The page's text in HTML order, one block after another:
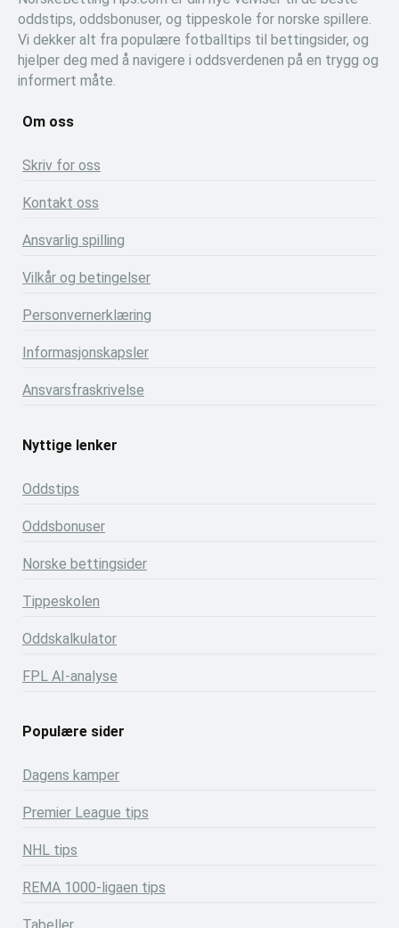
oddstips, oddsbonuser, og tippeskole for norske spillere.
Vi dekker alt fra populære fotballtips til bettingsider, og
hjelper deg med å navigere i oddsverdenen på en trygg og
informert måte.
Om oss
Skriv for oss
Kontakt oss
Ansvarlig spilling
Vilkår og betingelser
Personvernerklæring
Informasjonskapsler
Ansvarsfraskrivelse
Nyttige lenker
Oddstips
Oddsbonuser
Norske bettingsider
Tippeskolen
Oddskalkulator
FPL AI-analyse
Populære sider
Dagens kamper
Premier League tips
NHL tips
REMA 1000-ligaen tips